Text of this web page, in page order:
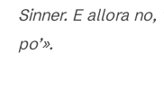
Sinner. E allora
po’».